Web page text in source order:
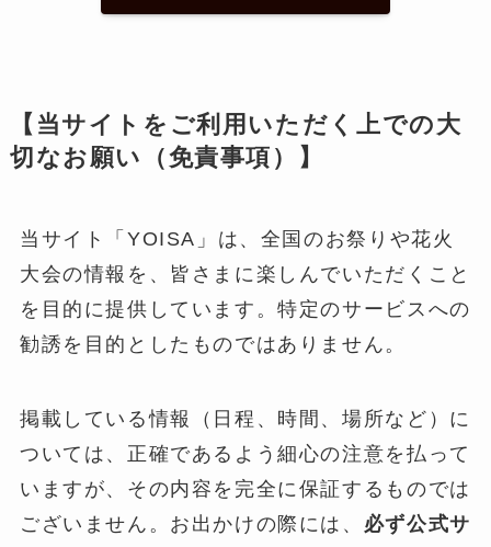
【当サイトをご利用いただく上での大
切なお願い（免責事項）】
当サイト「YOISA」は、全国のお祭りや花火
大会の情報を、皆さまに楽しんでいただくこと
を目的に提供しています。特定のサービスへの
勧誘を目的としたものではありません。
掲載している情報（日程、時間、場所など）に
ついては、正確であるよう細心の注意を払って
いますが、その内容を完全に保証するものでは
ございません。お出かけの際には、 必ず公式サ